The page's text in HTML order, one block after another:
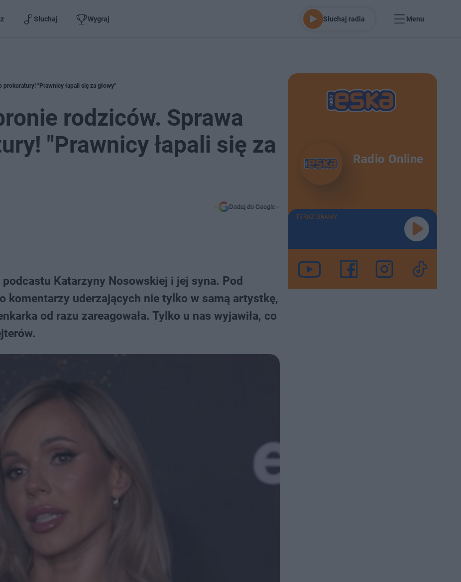
Słuchaj Wygraj Słuchaj radia Menu
prokuratury! "Prawnicy łapali się za głowy"
rodziców. Sprawa
"Prawnicy łapali się za
Dodaj do Google
Katarzyny Nosowskiej i jej syna. Pod
komentarzy uderzających nie tylko w samą artystkę,
od razu zareagowała. Tylko u nas wyjawiła, co
Radio Online
TERAZ GRAMY